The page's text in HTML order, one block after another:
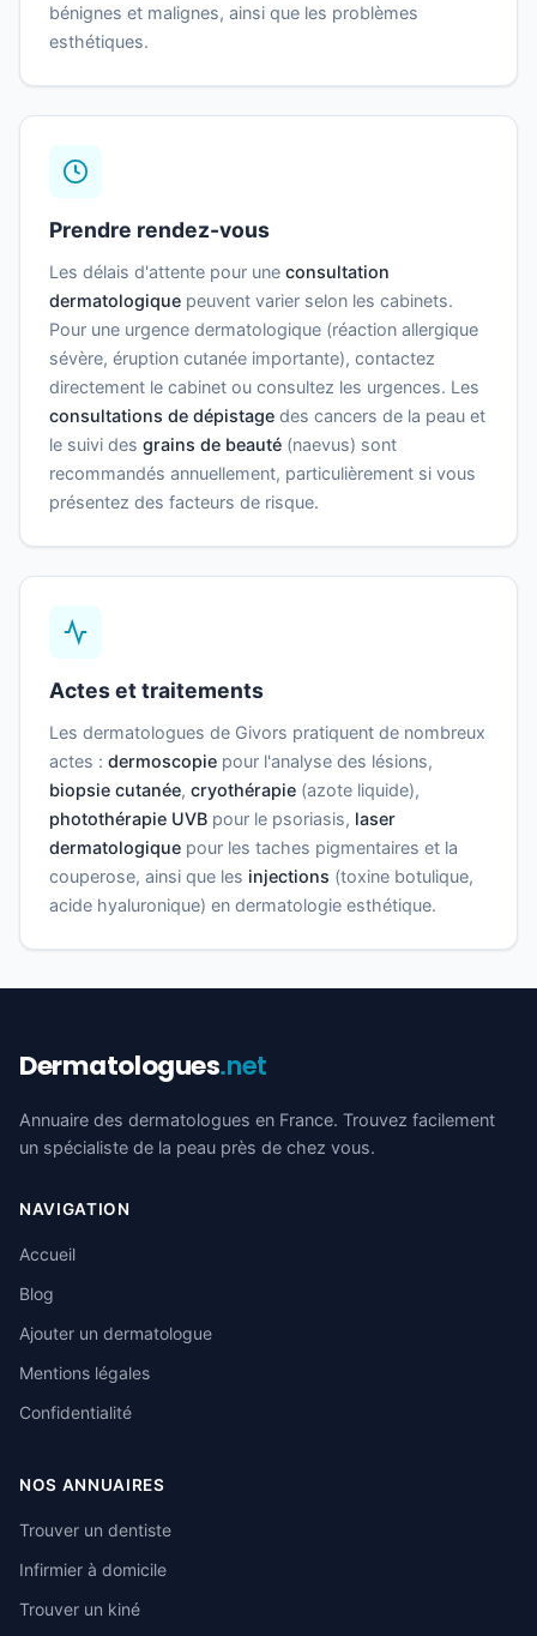
bénignes et malignes, ainsi que les problèmes
esthétiques.
Prendre rendez-vous
Les délais d'attente pour une consultation
dermatologique peuvent varier selon les cabinets.
Pour une urgence dermatologique (réaction allergique
sévère, éruption cutanée importante), contactez
directement le cabinet ou consultez les urgences. Les
consultations de dépistage des cancers de la peau et
le suivi des grains de beauté (naevus) sont
recommandés annuellement, particulièrement si vous
présentez des facteurs de risque.
Actes et traitements
Les dermatologues de Givors pratiquent de nombreux
actes : dermoscopie pour l'analyse des lésions,
biopsie cutanée, cryothérapie (azote liquide),
photothérapie UVB pour le psoriasis, laser
dermatologique pour les taches pigmentaires et la
couperose, ainsi que les injections (toxine botulique,
acide hyaluronique) en dermatologie esthétique.
Dermatologues.net
Annuaire des dermatologues en France. Trouvez facilement
un spécialiste de la peau près de chez vous.
NAVIGATION
Accueil
Blog
Ajouter un dermatologue
Mentions légales
Confidentialité
NOS ANNUAIRES
Trouver un dentiste
Infirmier à domicile
Trouver un kiné